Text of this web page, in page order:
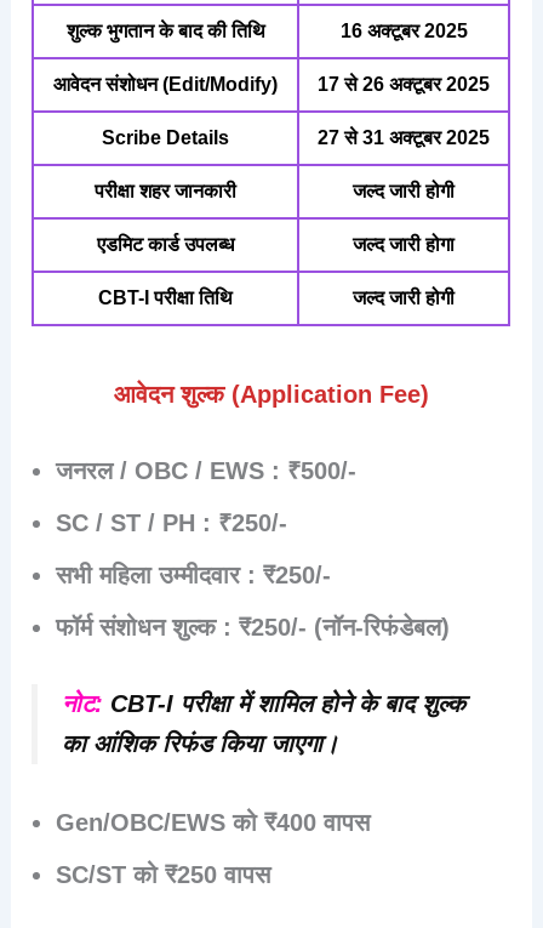
शुल्क भुगतान के बाद की तिथि 16 अक्टूबर 2025
आवेदन संशोधन (Edit/Modify) 17 से 26 अक्टूबर 2025
Scribe Details 27 से 31 अक्टूबर 2025
परीक्षा शहर जानकारी जल्द जारी होगी
एडमिट कार्ड उपलब्ध जल्द जारी होगा
CBT-I परीक्षा तिथि जल्द जारी होगी
आवेदन शुल्क (Application Fee)
जनरल / OBC / EWS : ₹500/-
SC / ST / PH : ₹250/-
सभी महिला उम्मीदवार: ₹250/-
फॉर्म संशोधन शुल्क: ₹250/- (नॉन-रिफंडेबल)
नोट: CBT-I परीक्षा में शामिल होने के बाद शुल्क
का आंशिक रिफंड किया जाएगा।
Gen/OBC/EWS को ₹400 वापस
SC/ST को ₹250 वापस